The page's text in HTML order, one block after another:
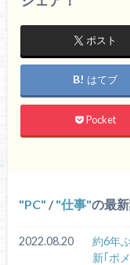
ポスト
はてブ
Pocket
PC / 仕事 の最
2022.08.20
約6年
新｢ポ